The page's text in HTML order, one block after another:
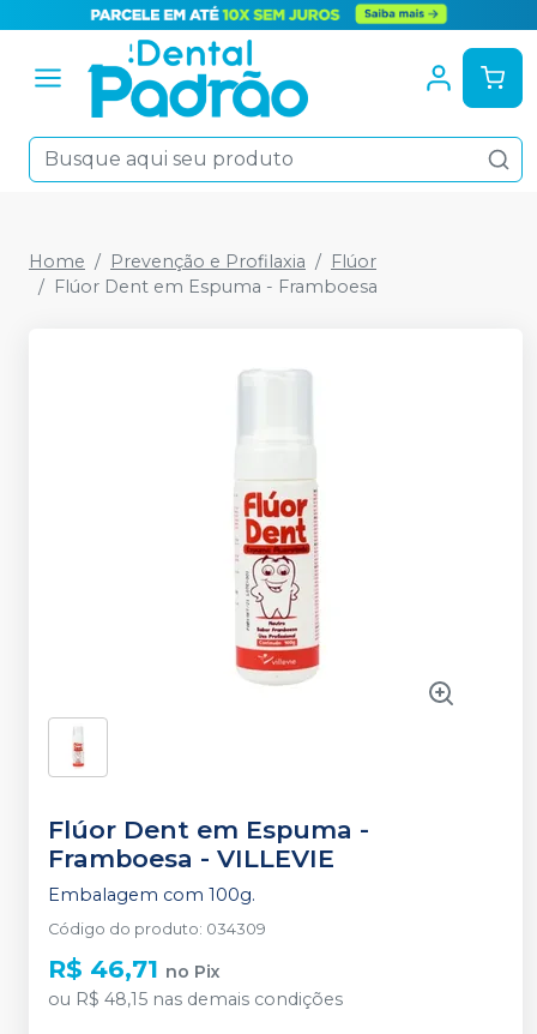
Home Prevenção e Profilaxia
Flúor
Flúor Dent em Espuma - Framboesa
Flúor Dent em Espuma -
Framboesa - VILLEVIE
Embalagem com 100g.
Código do produto: 034309
R$ 46,71 no Pix
ou R$ 48,15 nas demais condições